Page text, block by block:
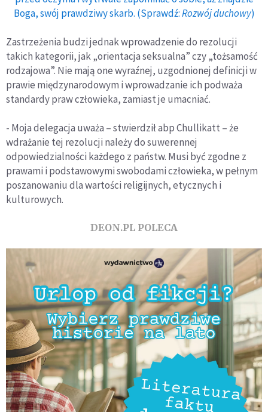
Boga, swój prawdziwy skarb. (Sprawdź:Rozwój duchowy)
Zastrzeżenia budzi jednak wprowadzenie do rezolucji
takich kategorii, jak „orientacja seksualna” czy „tożsamość
rodzajowa”. Nie mają one wyraźnej, uzgodnionej definicji w
prawie międzynarodowym i wprowadzanie ich podważa
standardy praw człowieka, zamiast je umacniać.
- Moja delegacja uważa – stwierdził abp Chullikatt – że
wdrażanie tej rezolucji należy do suwerennej
odpowiedzialności każdego z państw. Musi być zgodne z
prawami i podstawowymi swobodami człowieka, w pełnym
poszanowaniu dla wartości religijnych, etycznych i
kulturowych.
DEON.PL POLECA